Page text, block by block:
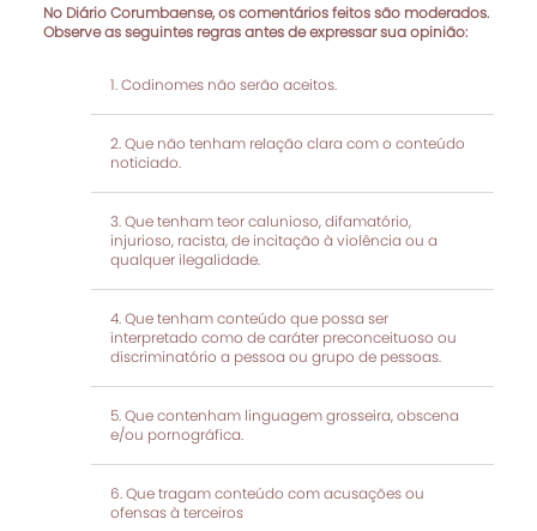
No Diário Corumbaense, os comentários feitos são moderados.
Observe as seguintes regras antes de expressar sua opinião:
Codinomes não serão aceitos.
Que não tenham relação clara com o conteúdo
noticiado.
Que tenham teor calunioso, difamatório,
injurioso, racista, de incitação à violência ou a
qualquer ilegalidade.
Que tenham conteúdo que possa ser
interpretado como de caráter preconceituoso ou
discriminatório a pessoa ou grupo de pessoas.
Que contenham linguagem grosseira, obscena
e/ou pornográfica.
Que tragam conteúdo com acusações ou
ofensas à terceiros